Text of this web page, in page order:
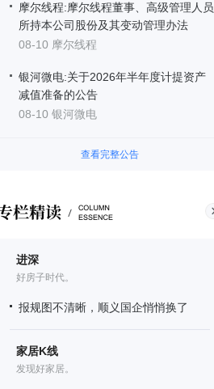
摩尔线程:摩尔线程董事、高级管理人员
所持本公司股份及其变动管理办法
08-10 摩尔线程
银河微电:关于2026年半年度计提资产
减值准备的公告
08-10 银河微电
查看完整公告
进深
好房子时代。
报规图不清晰，顺义国企悄悄换了
家居K线
发现好家居。